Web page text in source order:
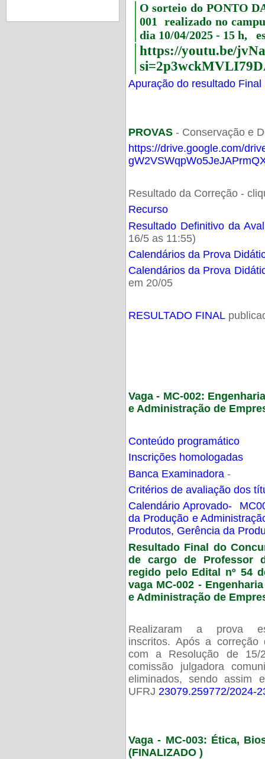
O sorteio do PONTO
001 realizado no
dia 10/04/2025 - 15 h,
https://youtu.be/
Apuração do resultado Final
PROVAS- Conservação e
https://drive.google.com/
Resultado da Correção -
Recurso
Resultado Definitivo da
16/5 as 11:55)
Calendários da Prova
Calendários da Prova
em 20/05
RESULTADO FINAL
Vaga - MC-002:
e Administração de
Conteúdo programático
Inscrições homologadas
Banca Examinadora -
Critérios de avaliação dos
Calendário Aprovado-
da Produção e
Produtos, Gerência da
Resultado Final do
de cargo de Professor
regido pelo Edital nº 54
vaga MC-002 -
e Administração de
Realizaram a prova
inscritos. Após a
com a Resolução de 15/
comissão julgadora
eliminados, sendo assim
UFRJ 23079.259772/2024-
Vaga - MC-003: Ética,
(FINALIZADO )